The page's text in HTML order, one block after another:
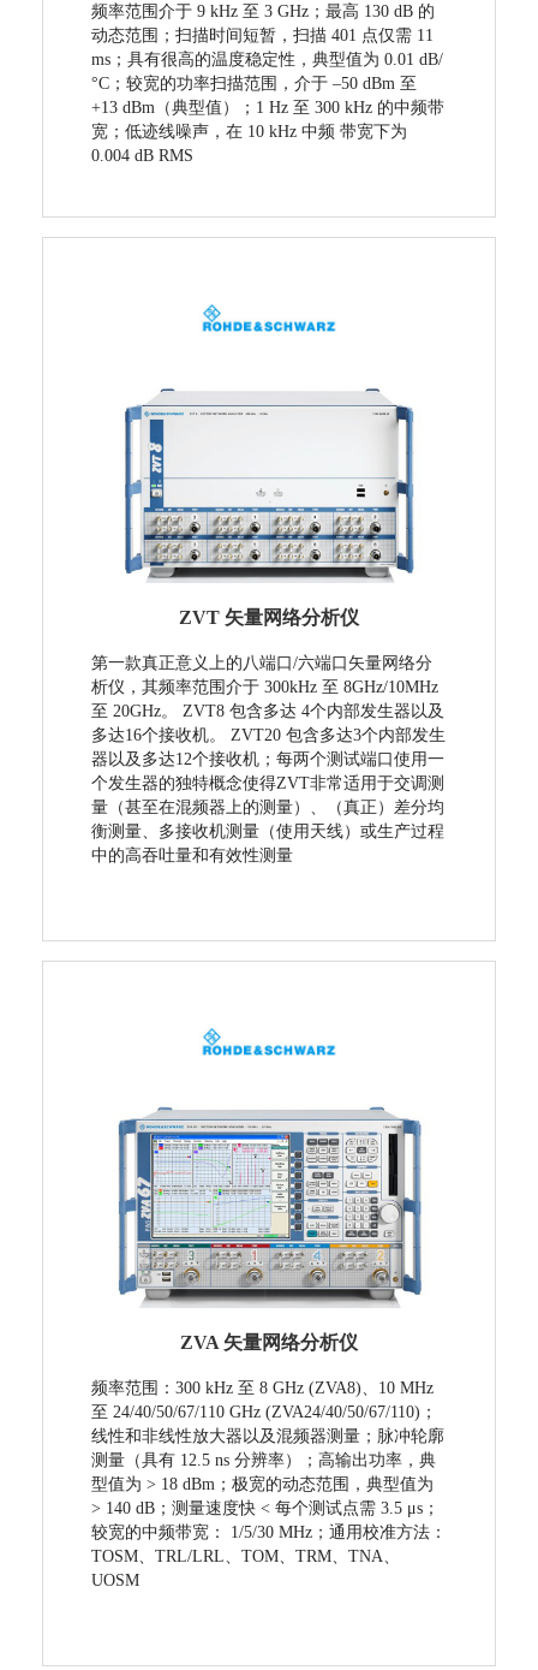
频率范围介于 9 kHz 至 3 GHz；最高 130 dB 的
动态范围；扫描时间短暂，扫描 401 点仅需 11
ms；具有很高的温度稳定性，典型值为 0.01 dB/
°C；较宽的功率扫描范围，介于 –50 dBm 至
+13 dBm（典型值）；1 Hz 至 300 kHz 的中频带
宽；低迹线噪声，在 10 kHz 中频 带宽下为
0.004 dB RMS
ZVT 矢量网络分析仪
第一款真正意义上的八端口/六端口矢量网络分
析仪，其频率范围介于 300kHz 至 8GHz/10MHz
至 20GHz。 ZVT8 包含多达 4个内部发生器以及
多达16个接收机。 ZVT20 包含多达3个内部发生
器以及多达12个接收机；每两个测试端口使用一
个发生器的独特概念使得ZVT非常适用于交调测
量（甚至在混频器上的测量）、（真正）差分均
衡测量、多接收机测量（使用天线）或生产过程
中的高吞吐量和有效性测量
ZVA 矢量网络分析仪
频率范围：300 kHz 至 8 GHz (ZVA8)、10 MHz
至 24/40/50/67/110 GHz (ZVA24/40/50/67/110)；
线性和非线性放大器以及混频器测量；脉冲轮廓
测量（具有 12.5 ns 分辨率）；高输出功率，典
型值为 > 18 dBm；极宽的动态范围，典型值为
> 140 dB；测量速度快 < 每个测试点需 3.5 μs；
较宽的中频带宽： 1/5/30 MHz；通用校准方法：
TOSM、TRL/LRL、TOM、TRM、TNA、
UOSM